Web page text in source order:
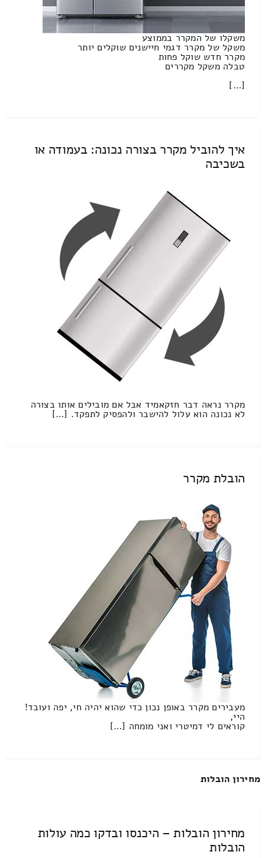
משקלו של המקרר בממוצע
משקל של מקרר דגמי חיישנים שוקלים יותר
מקרר חדש שוקל פחות
טבלה משקל מקררים
[…]
איך להוביל מקרר בצורה נכונה: בעמודה או
בשכיבה
מקרר נראה דבר חזקאמיד אבל אם מובילים אותו בצורה
לא נכונה הוא עלול להישבר ולהפסיק לתפקד. […]
הובלת מקרר
מעבירים מקרר באופן נכון כדי שהוא יהיה חי, יפה ועובד!
היי,
קוראים לי דמיטרי ואני מומחה […]
מחירון הובלות
מחירון הובלות – היכנסו ובדקו כמה עולות
הובלות